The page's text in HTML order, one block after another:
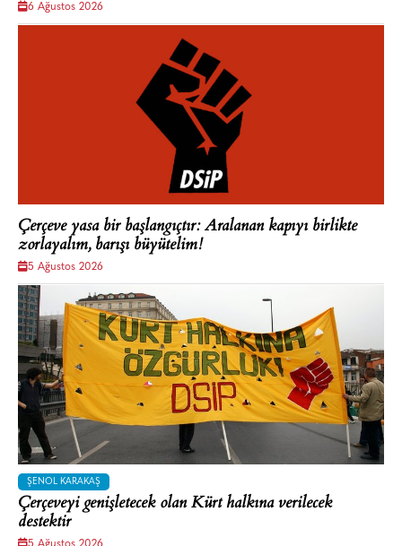
6 Ağustos 2026
Çerçeve yasa bir başlangıçtır: Aralanan kapıyı birlikte
zorlayalım, barışı büyütelim!
5 Ağustos 2026
ŞENOL KARAKAŞ
Çerçeveyi genişletecek olan Kürt halkına verilecek
destektir